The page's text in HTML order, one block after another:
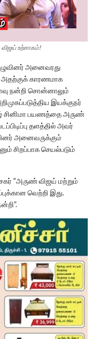
உற்சாகம்!
அனைவரது
அதற்குக் காரணமாக
நன்றி சொன்னாலும்
இயக்குநர்
சினிமா பயணத்தை அருண்
தளத்தில் அவர்
அனைவருக்கும்
சிறப்பாக செயல்படும்
“அருண் விஜய் மற்றும்
வெற்றி இது.